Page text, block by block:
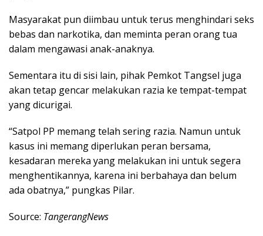
Masyarakat pun diimbau untuk terus menghindari seks
bebas dan narkotika, dan meminta peran orang tua
dalam mengawasi anak-anaknya.
Sementara itu di sisi lain, pihak Pemkot Tangsel juga
akan tetap gencar melakukan razia ke tempat-tempat
yang dicurigai.
“Satpol PP memang telah sering razia. Namun untuk
kasus ini memang diperlukan peran bersama,
kesadaran mereka yang melakukan ini untuk segera
menghentikannya, karena ini berbahaya dan belum
ada obatnya,” pungkas Pilar.
Source: TangerangNews